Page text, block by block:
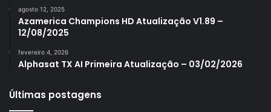
Azamerica S1007 New
Azamerica S1007 Plus
Azamerica S1009
Azamerica S2005
agosto 12, 2025
Azamerica Champions HD Atualização V1.89 –
12/08/2025
fevereiro 4, 2026
Alphasat TX AI Primeira Atualização – 03/02/2026
Últimas postagens